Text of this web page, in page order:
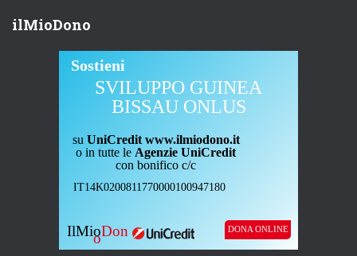
ilMioDono
Sostieni
SVILUPPO GUINEA
BISSAU ONLUS
su UniCredit www.ilmiodono.it
o in tutte le Agenzie UniCredit
con bonifico c/c
IT14K0200811770000100947180
DONA ONLINE
IlMioDon
o